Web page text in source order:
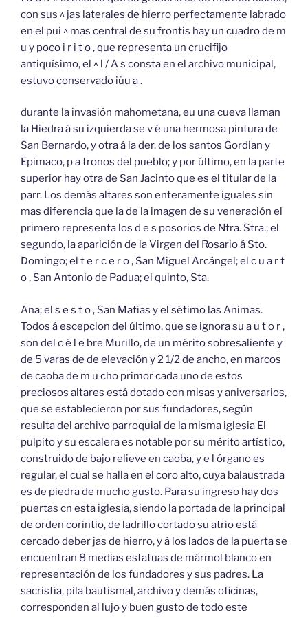
con sus ^ jas laterales de hierro perfectamente labrado
en el pui ^ mas central de su frontis hay un cuadro de m
u y poco i r i t o , que representa un crucifijo
antiquísimo, el ^ l / A s consta en el archivo municipal,
estuvo conservado iüu a .
durante la invasión mahometana, eu una cueva llaman
la Hiedra á su izquierda se v é una hermosa pintura de
San Bernardo, y otra á la der. de los santos Gordian y
Epimaco, p a tronos del pueblo; y por último, en la parte
superior hay otra de San Jacinto que es el titular de la
parr. Los demás altares son enteramente iguales sin
mas diferencia que la de la imagen de su veneración el
primero representa los d e s posorios de Ntra. Stra.; el
segundo, la aparición de la Virgen del Rosario á Sto.
Domingo; el t e r c e r o , San Miguel Arcángel; el c u a r t
o , San Antonio de Padua; el quinto, Sta.
Ana; el s e s t o , San Matías y el sétimo las Animas.
Todos á escepcion del último, que se ignora su a u t o r ,
son del c é l e bre Murillo, de un mérito sobresaliente y
de 5 varas de de elevación y 2 1/2 de ancho, en marcos
de caoba de m u cho primor cada uno de estos
preciosos altares está dotado con misas y aniversarios,
que se establecieron por sus fundadores, según
resulta del archivo parroquial de la misma iglesia El
pulpito y su escalera es notable por su mérito artístico,
construido de bajo relieve en caoba, y e l órgano es
regular, el cual se halla en el coro alto, cuya balaustrada
es de piedra de mucho gusto. Para su ingreso hay dos
puertas cn esta iglesia, siendo la portada de la principal
de orden corintio, de ladrillo cortado su atrio está
cercado deber jas de hierro, y á los lados de la puerta se
encuentran 8 medias estatuas de mármol blanco en
representación de los fundadores y sus padres. La
sacristía, pila bautismal, archivo y demás oficinas,
corresponden al lujo y buen gusto de todo este